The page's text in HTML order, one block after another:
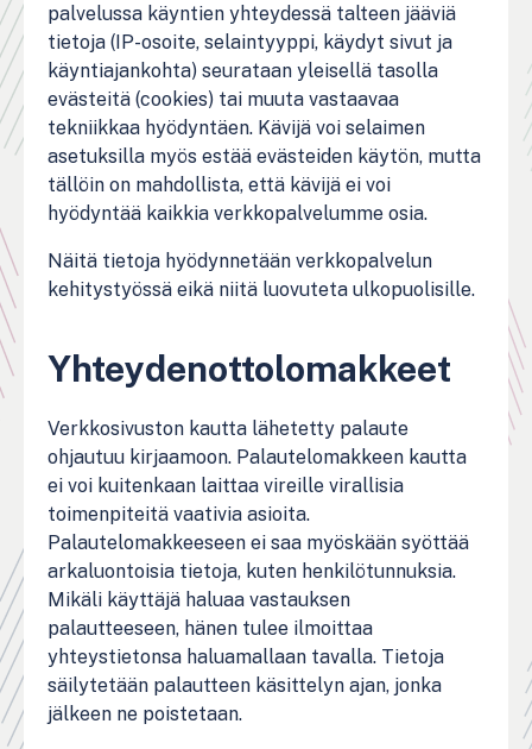
palvelussa käyntien yhteydessä talteen jääviä
tietoja (IP-osoite, selaintyyppi, käydyt sivut ja
käyntiajankohta) seurataan yleisellä tasolla
evästeitä (cookies) tai muuta vastaavaa
tekniikkaa hyödyntäen. Kävijä voi selaimen
asetuksilla myös estää evästeiden käytön, mutta
tällöin on mahdollista, että kävijä ei voi
hyödyntää kaikkia verkkopalvelumme osia.
Näitä tietoja hyödynnetään verkkopalvelun
kehitystyössä eikä niitä luovuteta ulkopuolisille.
Yhteydenottolomakkeet
Verkkosivuston kautta lähetetty palaute
ohjautuu kirjaamoon. Palautelomakkeen kautta
ei voi kuitenkaan laittaa vireille virallisia
toimenpiteitä vaativia asioita.
Palautelomakkeeseen ei saa myöskään syöttää
arkaluontoisia tietoja, kuten henkilötunnuksia.
Mikäli käyttäjä haluaa vastauksen
palautteeseen, hänen tulee ilmoittaa
yhteystietonsa haluamallaan tavalla. Tietoja
säilytetään palautteen käsittelyn ajan, jonka
jälkeen ne poistetaan.